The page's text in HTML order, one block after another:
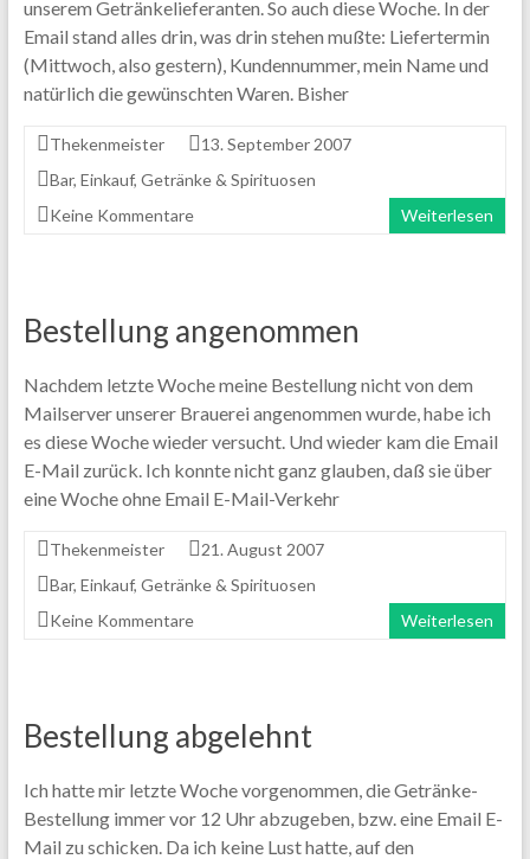
unserem Getränkelieferanten. So auch diese Woche. In der
Email stand alles drin, was drin stehen mußte: Liefertermin
(Mittwoch, also gestern), Kundennummer, mein Name und
natürlich die gewünschten Waren. Bisher
Thekenmeister
13. September 2007
Bar, Einkauf, Getränke & Spirituosen
Keine Kommentare
Weiterlesen
Bestellung angenommen
Nachdem letzte Woche meine Bestellung nicht von dem
Mailserver unserer Brauerei angenommen wurde, habe ich
es diese Woche wieder versucht. Und wieder kam die Email
E-Mail zurück. Ich konnte nicht ganz glauben, daß sie über
eine Woche ohne Email E-Mail-Verkehr
Thekenmeister
21. August 2007
Bar, Einkauf, Getränke & Spirituosen
Keine Kommentare
Weiterlesen
Bestellung abgelehnt
Ich hatte mir letzte Woche vorgenommen, die Getränke-
Bestellung immer vor 12 Uhr abzugeben, bzw. eine Email E-
Mail zu schicken. Da ich keine Lust hatte, auf den